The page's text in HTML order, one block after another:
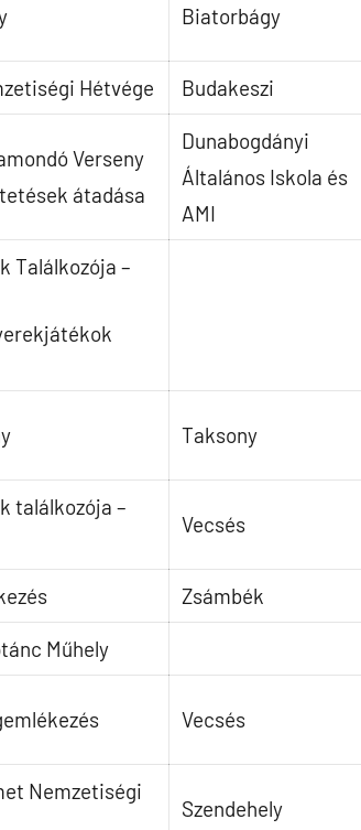
Biatorbágy
Hétvége Budakeszi
Verseny
átadása
Dunabogdányi
Általános Iskola és
AMI
Találkozója –
Taksony
találkozója –
Vecsés
Zsámbék
Műhely
Vecsés
Nemzetiségi
Szendehely